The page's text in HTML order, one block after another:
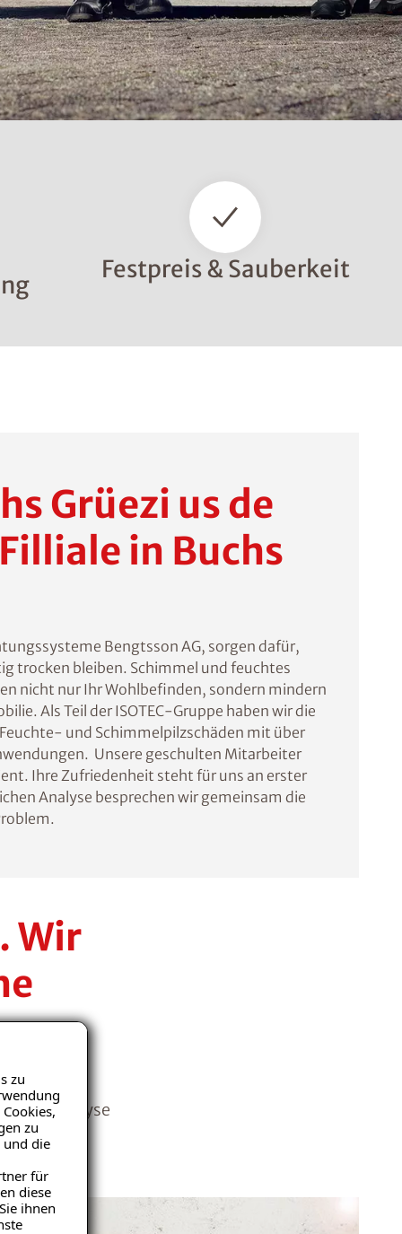
zu
zu
und die
für
diese
ihnen
Festpreis & Sauberkeit
Grüezi us de
in Buchs
Bengtsson AG, sorgen dafür,
trocken bleiben. Schimmel und feuchtes
nicht nur Ihr Wohlbefinden, sondern mindern
Als Teil der ISOTEC-Gruppe haben wir die
und Schimmelpilzschäden mit über
Unsere geschulten Mitarbeiter
Ihre Zufriedenheit steht für uns an erster
Analyse besprechen wir gemeinsam die
Wir
an
Wir